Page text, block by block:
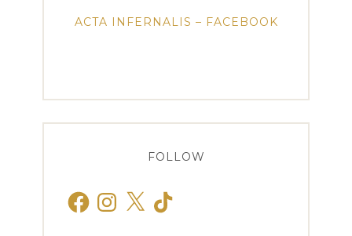
ACTA INFERNALIS – FACEBOOK
FOLLOW
FacebookInstagram
X TikTok